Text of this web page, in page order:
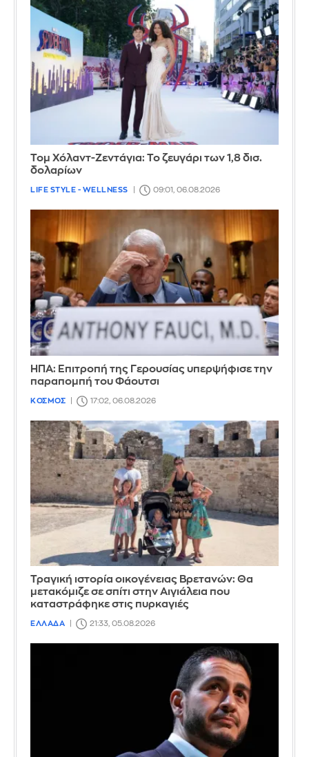
Τομ Χόλαντ-Ζεντάγια: Το ζευγάρι των 1,8 δισ.
δολαρίων
LIFE STYLE - WELLNESS 09:01, 06.08.2026
ΗΠΑ: Επιτροπή της Γερουσίας υπερψήφισε την
παραπομπή του Φάουτσι
ΚΟΣΜΟΣ 17:02, 06.08.2026
Τραγική ιστορία οικογένειας Βρετανών: Θα
μετακόμιζε σε σπίτι στην Αιγιάλεια που
καταστράφηκε στις πυρκαγιές
ΕΛΛΑΔΑ 21:33, 05.08.2026